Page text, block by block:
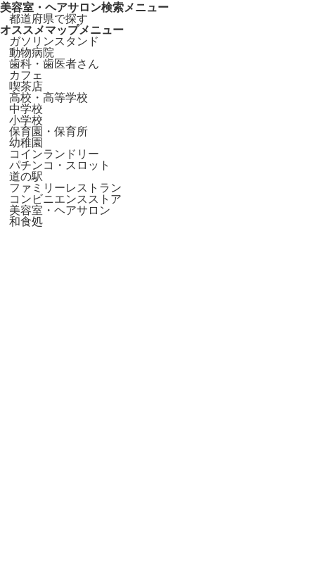
美容室・ヘアサロン検索メニュー
都道府県で探す
オススメマップメニュー
ガソリンスタンド
動物病院
歯科・歯医者さん
カフェ
喫茶店
高校・高等学校
中学校
小学校
保育園・保育所
幼稚園
コインランドリー
パチンコ・スロット
道の駅
ファミリーレストラン
コンビニエンスストア
美容室・ヘアサロン
和食処